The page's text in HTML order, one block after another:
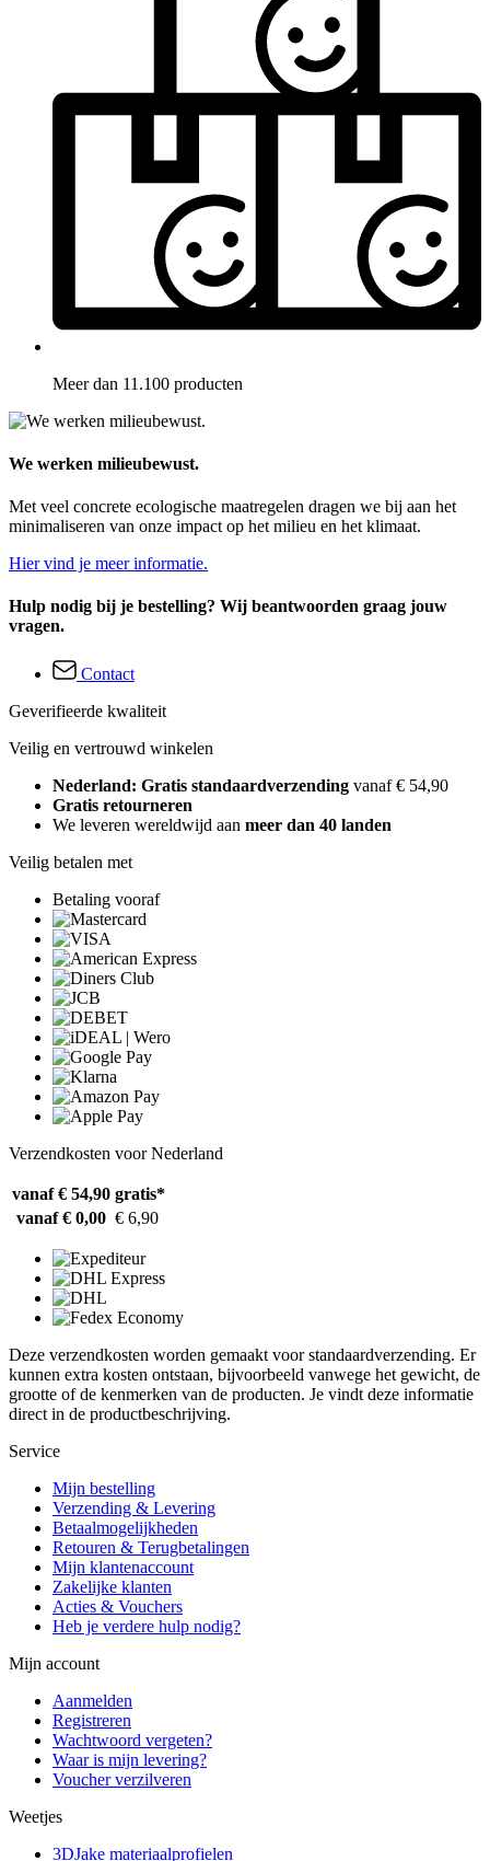
Meer dan 11.100 producten
We werken milieubewust.
Met veel concrete ecologische maatregelen dragen we bij aan het
minimaliseren van onze impact op het milieu en het klimaat.
Hier vind je meer informatie.
Hulp nodig bij je bestelling? Wij beantwoorden graag jouw
vragen.
Contact
Geverifieerde kwaliteit
Veilig en vertrouwd winkelen
Nederland: Gratis standaardverzending vanaf € 54,90
Gratis retourneren
We leveren wereldwijd aan meer dan 40 landen
Veilig betalen met
Betaling vooraf
Verzendkosten voor Nederland
vanaf € 54,90 gratis*
vanaf € 0,00 € 6,90
Deze verzendkosten worden gemaakt voor standaardverzending. Er
kunnen extra kosten ontstaan, bijvoorbeeld vanwege het gewicht, de
grootte of de kenmerken van de producten. Je vindt deze informatie
direct in de productbeschrijving.
Service
Mijn bestelling
Verzending & Levering
Betaalmogelijkheden
Retouren & Terugbetalingen
Mijn klantenaccount
Zakelijke klanten
Acties & Vouchers
Heb je verdere hulp nodig?
Mijn account
Aanmelden
Registreren
Wachtwoord vergeten?
Waar is mijn levering?
Voucher verzilveren
Weetjes
3DJake materiaalprofielen